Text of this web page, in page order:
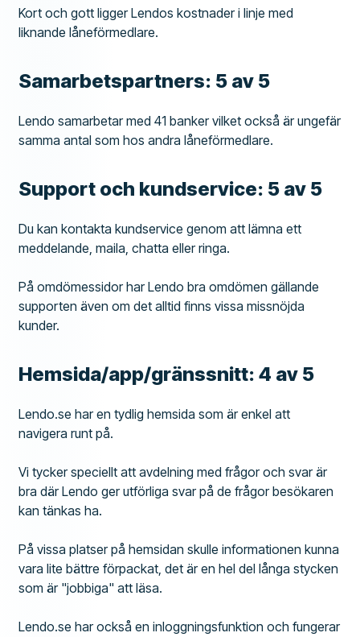
Kort och gott ligger Lendos kostnader i linje med
liknande låneförmedlare.
Samarbetspartners: 5 av 5
Lendo samarbetar med 41 banker vilket också är ungefär
samma antal som hos andra låneförmedlare.
Support och kundservice: 5 av 5
Du kan kontakta kundservice genom att lämna ett
meddelande, maila, chatta eller ringa.
På omdömessidor har Lendo bra omdömen gällande
supporten även om det alltid finns vissa missnöjda
kunder.
Hemsida/app/gränssnitt: 4 av 5
Lendo.se har en tydlig hemsida som är enkel att
navigera runt på.
Vi tycker speciellt att avdelning med frågor och svar är
bra där Lendo ger utförliga svar på de frågor besökaren
kan tänkas ha.
På vissa platser på hemsidan skulle informationen kunna
vara lite bättre förpackat, det är en hel del långa stycken
som är "jobbiga" att läsa.
Lendo.se har också en inloggningsfunktion och fungerar